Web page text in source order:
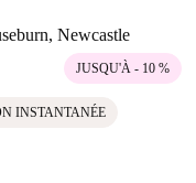
Newcastle
JUSQU'À - 10 %
INSTANTANÉE